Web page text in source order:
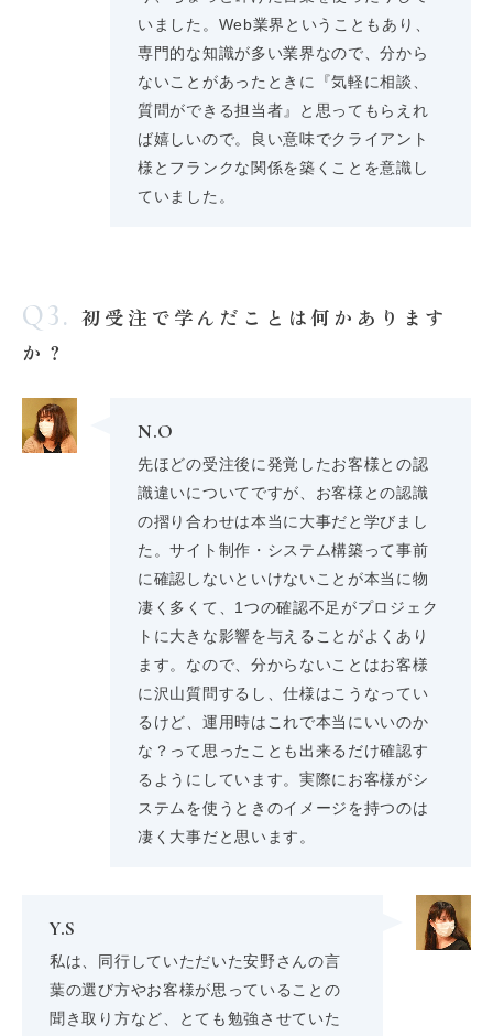
いました。Web業界ということもあり、
専門的な知識が多い業界なので、分から
ないことがあったときに『気軽に相談、
質問ができる担当者』と思ってもらえれ
ば嬉しいので。良い意味でクライアント
様とフランクな関係を築くことを意識し
ていました。
Q3. 初受注で学んだことは何かあります
か？
N.O
先ほどの受注後に発覚したお客様との認
識違いについてですが、お客様との認識
の摺り合わせは本当に大事だと学びまし
た。サイト制作・システム構築って事前
に確認しないといけないことが本当に物
凄く多くて、1つの確認不足がプロジェク
トに大きな影響を与えることがよくあり
ます。なので、分からないことはお客様
に沢山質問するし、仕様はこうなってい
るけど、運用時はこれで本当にいいのか
な？って思ったことも出来るだけ確認す
るようにしています。実際にお客様がシ
ステムを使うときのイメージを持つのは
凄く大事だと思います。
Y.S
私は、同行していただいた安野さんの言
葉の選び方やお客様が思っていることの
聞き取り方など、とても勉強させていた